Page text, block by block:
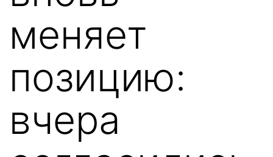
меняет
позицию:
вчера